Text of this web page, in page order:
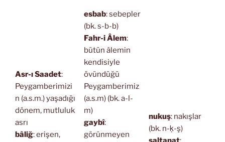
Asr-ı Saadet:
Peygamberimizi
n (a.s.m.) yaşadığı
dönem, mutluluk
asrı
bâliğ: erişen,
esbab: sebepler
(bk. s-b-b)
Fahr-i Âlem:
bütün âlemin
kendisiyle
övündüğü
Peygamberimiz
(a.s.m) (bk. a-l-
m)
gaybî:
görünmeyen
nukuş: nakışlar
(bk. n-ḳ-ş)